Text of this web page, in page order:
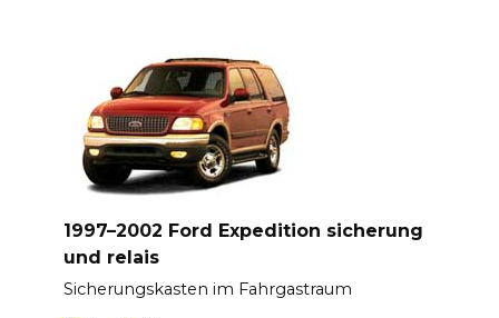
1997–2002 Ford Expedition sicherung
und relais
Sicherungskasten im Fahrgastraum